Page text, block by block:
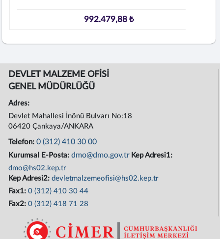
992.479,88 ₺
DEVLET MALZEME OFİSİ
GENEL MÜDÜRLÜĞÜ
Adres:
Devlet Mahallesi İnönü Bulvarı No:18
06420 Çankaya/ANKARA
Telefon:0 (312) 410 30 00
Kurumsal E-Posta:dmo@dmo.gov.tr Kep Adresi1:
dmo@hs02.kep.tr
Kep Adresi2:devletmalzemeofisi@hs02.kep.tr
Fax1:0 (312) 410 30 44
Fax2:0 (312) 418 71 28